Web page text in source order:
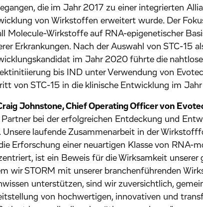
die im Jahr 2017 zu einer integrierten
von Wirkstoffen erweitert wurde. Der
Molecule-Wirkstoffe auf RNA-epigenetischer
Erkrankungen. Nach der Auswahl von STC-15
im Jahr 2020 führte die
bis IND unter Verwendung von
von STC-15 in die klinische Entwicklung im
Johnstone, Chief Operating Officer von
Partner bei der erfolgreichen Entdeckung und
Unsere laufende Zusammenarbeit in der
Erforschung einer neuartigen Klasse von RNA-
ist ein Beweis für die Wirksamkeit unserer
wir STORM mit unserer branchenführenden
unterstützen, sind wir zuversichtlich,
von hochwertigen, innovativen und